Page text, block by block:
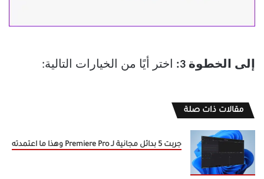
إلى الخطوة 3: اختر أيًا من الخيارات التالية:
مقالات ذات صلة
جربت 5 بدائل مجانية لـ Premiere Pro وهذا ما اعتمدته